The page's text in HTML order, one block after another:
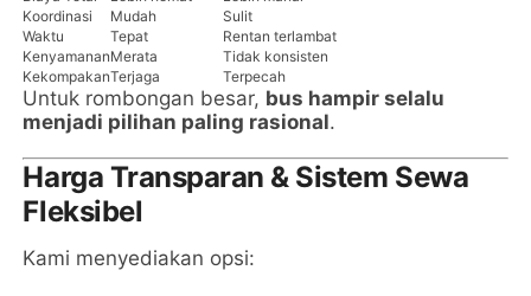
Koordinasi
Mudah
Sulit
Waktu
Tepat
Rentan terlambat
KenyamananMerata
Tidak konsisten
KekompakanTerjaga Terpecah
Untuk rombongan besar, bus hampir selalu
menjadi pilihan paling rasional.
Harga Transparan & Sistem Sewa
Fleksibel
Kami menyediakan opsi: